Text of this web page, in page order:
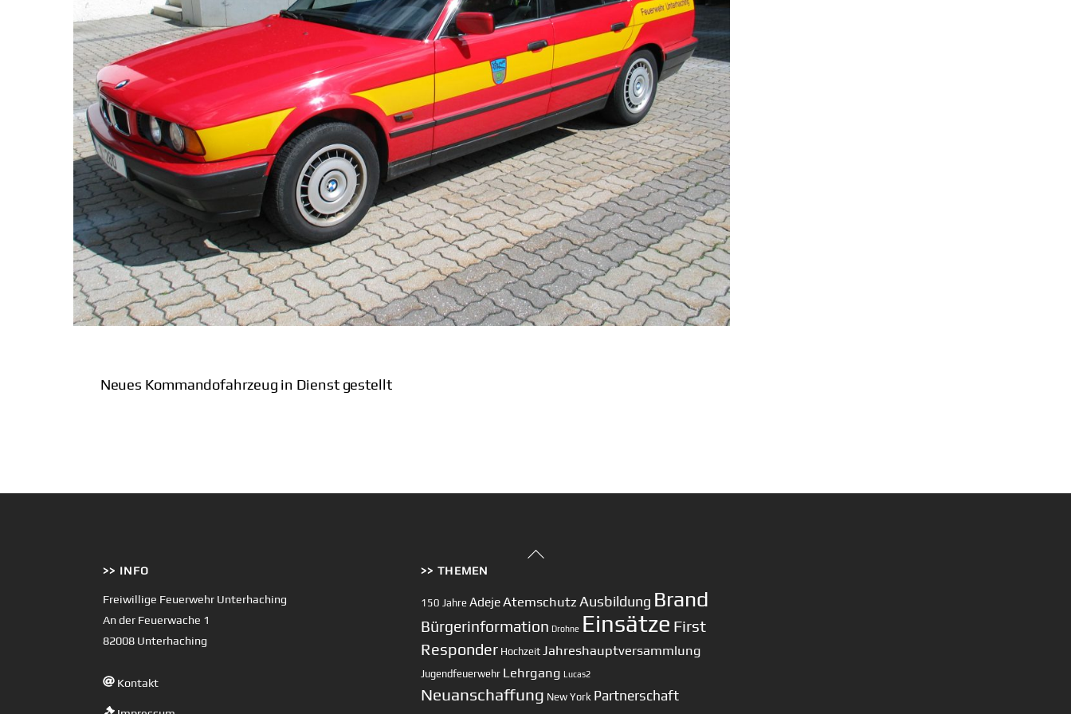
Neues Kommandofahrzeug in Dienst gestellt
Back
>> INFO
Freiwillige Feuerwehr Unterhaching
An der Feuerwache 1
82008 Unterhaching
Kontakt
>> THEMEN
150 Jahre AdejeAtemschutz Ausbildung Brand
Bürgerinformation Drohne Einsätze First
Responder Hochzeit Jahreshauptversammlung
Jugendfeuerwehr Lehrgang Lucas2
Neuanschaffung New York Partnerschaft